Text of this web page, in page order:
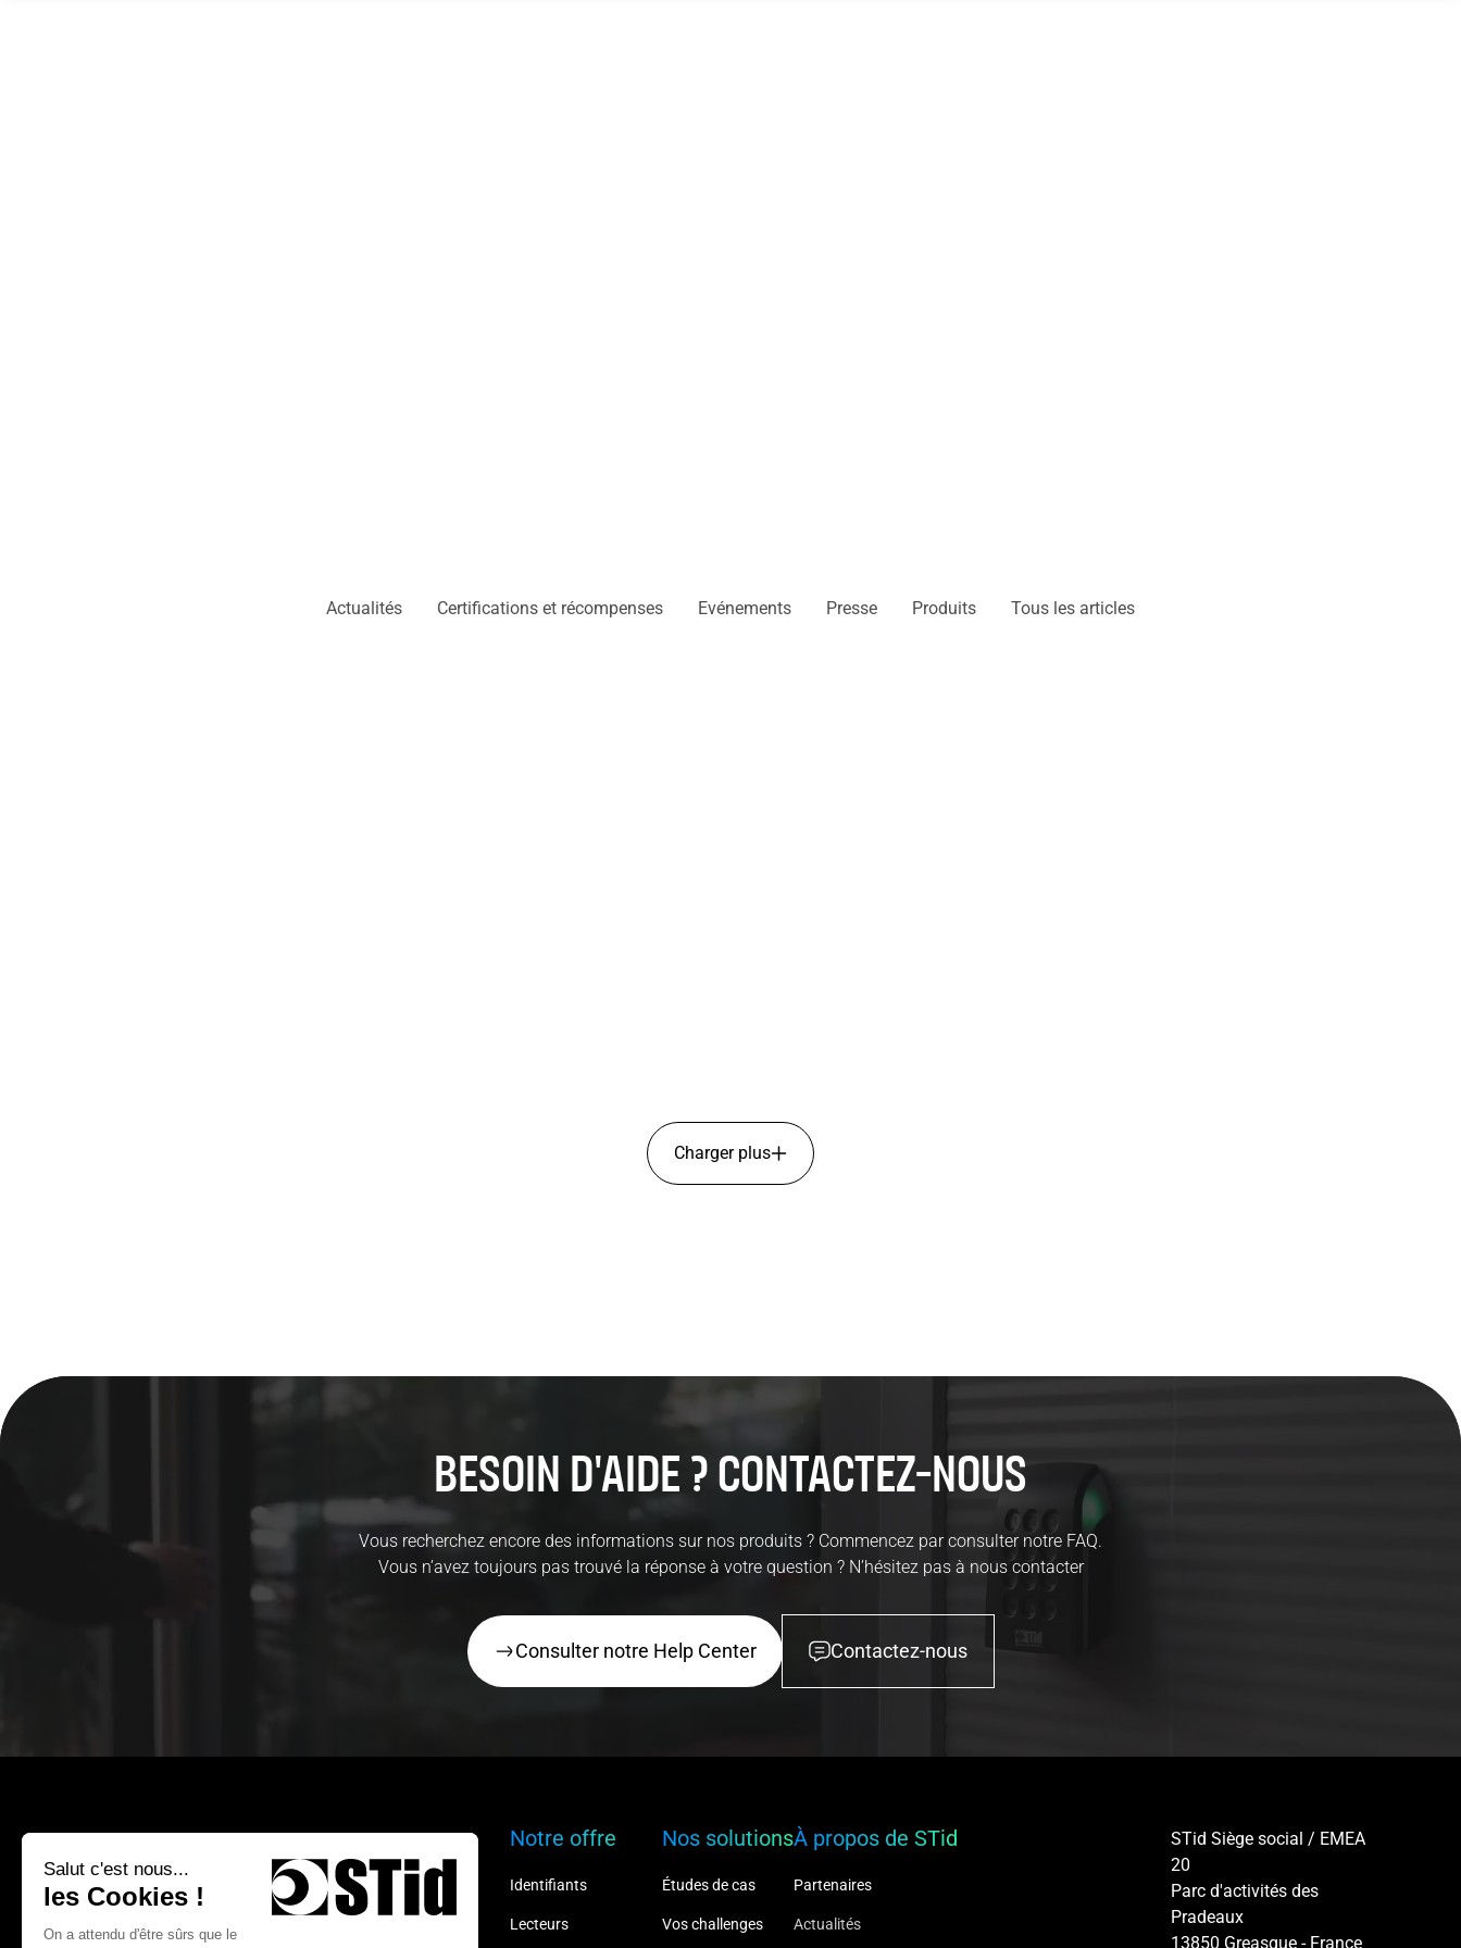
Actualités Certifications et récompenses Evénements Presse Produits Tous les articles
Charger plus
Besoin d'aide ? Contactez-nous
Vous recherchez encore des informations sur nos produits ? Commencez par consulter notre FAQ.
Vous n’avez toujours pas trouvé la réponse à votre question ? N’hésitez pas à nous contacter
Consulter notre Help Center Contactez-nous
Notre offre
Identifiants
Lecteurs
Nos solutions
Études de cas
Vos challenges
À propos de STid
Partenaires
Actualités
STid Siège social / EMEA
20
Parc d'activités des
Pradeaux
13850 Greasque - France